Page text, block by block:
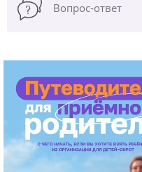
Вопрос-ответ